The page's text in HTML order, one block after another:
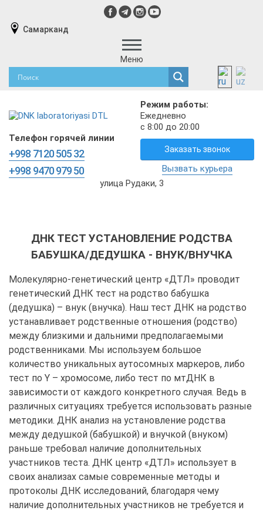
Самарканд
Меню
Режим работы:
Ежедневно
с 8:00 до 20:00
Телефон горячей линии
+998 7120 505 32
+998 9470 979 50
Заказать звонок
Вызвать курьера
улица Рудаки, 3
ДНК ТЕСТ УСТАНОВЛЕНИЕ РОДСТВА
БАБУШКА/ДЕДУШКА - ВНУК/ВНУЧКА
Молекулярно-генетический центр «ДТЛ» проводит
генетический ДНК тест на родство бабушка
(дедушка) – внук (внучка). Наш тест ДНК на родство
устанавливает родственные отношения (родство)
между близкими и дальними предполагаемыми
родственниками. Мы используем большое
количество уникальных аутосомных маркеров, либо
тест по Y – хромосоме, либо тест по мтДНК в
зависимости от каждого конкретного случая. Ведь в
различных ситуациях требуется использовать разные
методики. ДНК анализ на установление родства
между дедушкой (бабушкой) и внучкой (внуком)
раньше требовал наличие дополнительных
участников теста. ДНК центр «ДТЛ» использует в
своих анализах самые современные методы и
протоколы ДНК исследований, благодаря чему
наличие дополнительных участников не требуется и